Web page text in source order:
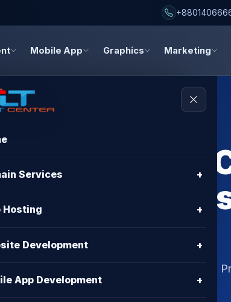
Mobile App Graphics Marketing
Services +
Hosting +
Development +
App Development +
BDIX
CENTER
গাইড। জানুন বাংলাদেশে সেরা BDIX Hosting
প্ল্যান, মূল্য, পারফরম্যান্স, এবং আরও।